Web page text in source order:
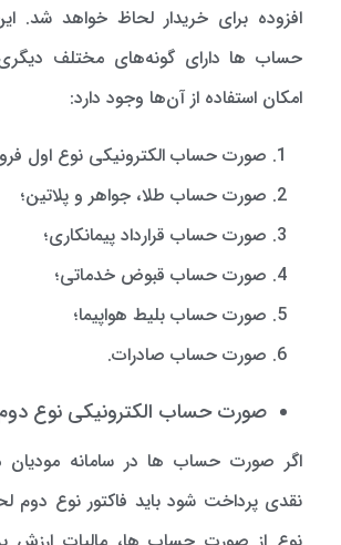
افزوده برای خریدار لحاظ خواهد شد.
حساب ها دارای گونه‌های مختلف
امکان استفاده از آن‌ها وجود دارد:
صورت حساب الکترونیکی نوع اول
صورت حساب طلا، جواهر و پلاتین؛
صورت حساب قرارداد پیمانکاری؛
صورت حساب قبوض خدماتی؛
صورت حساب بلیط هواپیما؛
صورت حساب صادرات.
صورت حساب الکترونیکی نوع
اگر صورت حساب ها در سامانه مودیان
نقدی پرداخت شود باید فاکتور نوع دوم